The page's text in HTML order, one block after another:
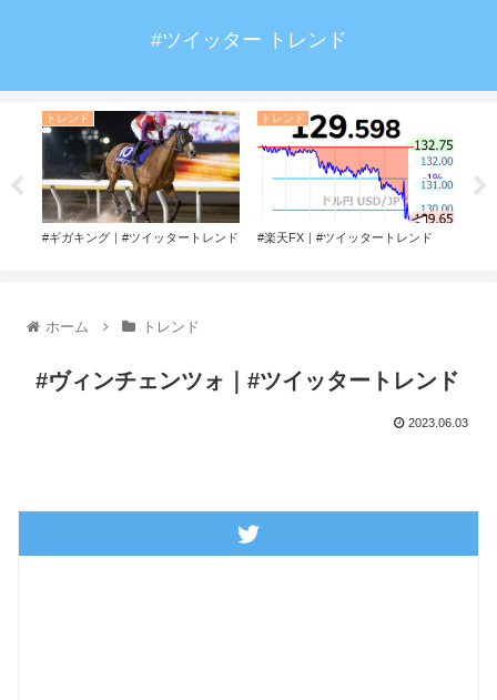
#ツイッター トレンド
トレンド
#ギガキング｜#ツイッタートレンド
トレンド
#楽天FX｜#ツイッタートレンド
ホーム トレンド
#ヴィンチェンツォ｜#ツイッタートレンド
2023.06.03